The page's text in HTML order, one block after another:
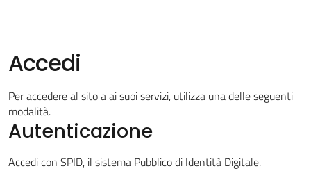
Servizi
Vivere
Mordano
Accedi
Per accedere al sito a ai suoi servizi, utilizza una delle seguenti
modalità.
Autenticazione
Accedi con SPID, il sistema Pubblico di Identità Digitale.